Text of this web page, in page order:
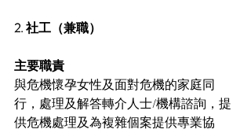
2. 社工（兼職）
主要職責
與危機懷孕女性及面對危機的家庭同
行，處理及解答轉介人士/機構諮詢，提
供危機處理及為複雜個案提供專業協